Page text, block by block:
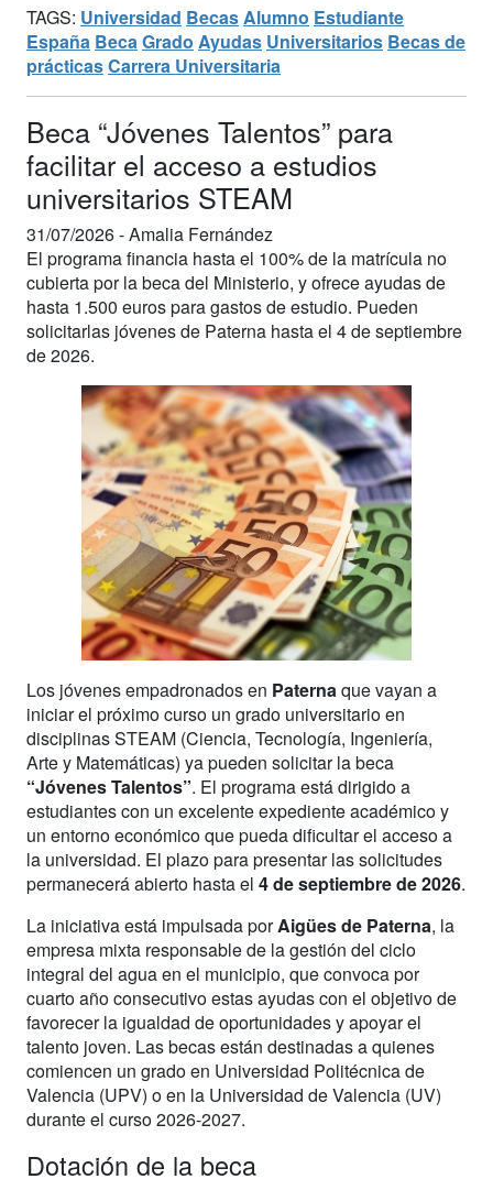
TAGS: Universidad BecasAlumno Estudiante
España BecaGrado Ayudas Universitarios Becas de
prácticasCarrera Universitaria
Beca “Jóvenes Talentos” para
facilitar el acceso a estudios
universitarios STEAM
31/07/2026 -Amalia Fernández
El programa financia hasta el 100% de la matrícula no
cubierta por la beca del Ministerio, y ofrece ayudas de
hasta 1.500 euros para gastos de estudio. Pueden
solicitarlas jóvenes de Paterna hasta el 4 de septiembre
de 2026.
Los jóvenes empadronados en Paternaque vayan a
iniciar el próximo curso un grado universitario en
disciplinas STEAM (Ciencia, Tecnología, Ingeniería,
Arte y Matemáticas) ya pueden solicitar la beca
“Jóvenes Talentos”. El programa está dirigido a
estudiantes con un excelente expediente académico y
un entorno económico que pueda dificultar el acceso a
la universidad. El plazo para presentar las solicitudes
permanecerá abierto hasta el 4 de septiembre de 2026.
La iniciativa está impulsada porAigües de Paterna, la
empresa mixta responsable de la gestión del ciclo
integral del agua en el municipio, que convoca por
cuarto año consecutivo estas ayudas con el objetivo de
favorecer la igualdad de oportunidades y apoyar el
talento joven. Las becas están destinadas a quienes
comiencen un grado en Universidad Politécnica de
Valencia (UPV) o en la Universidad de Valencia (UV)
durante el curso 2026-2027.
Dotación de la beca